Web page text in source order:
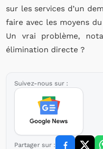
sur les services d’un
faire avec les moyens
Un vrai problème,
élimination directe ?
Suivez-nous sur :
Partager sur :